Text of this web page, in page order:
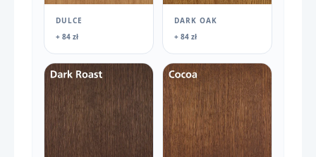
DULCE
+ 84 zł
DARK OAK
+ 84 zł